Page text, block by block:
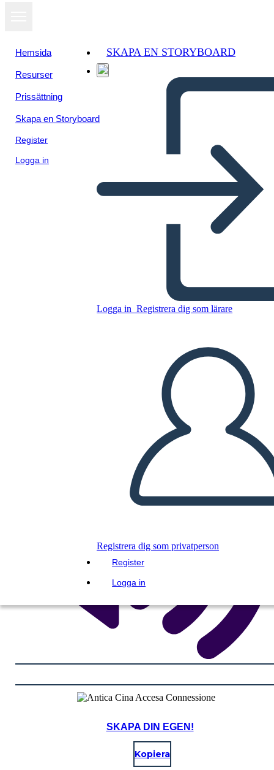
Hemsida
Resurser
Prissättning
Skapa en Storyboard
Register
Logga in
SKAPA EN STORYBOARD
Logga in Registrera dig som lärare
Registrera dig som privatperson
Register
Logga in
Antica Cina Accesa
Connessione
Kopiera denna storyboard
SKAPA EN STORYBOARD
SPELA UPP BILDSPEL
LÄS FÖR MIG
SKAPA DIN EGEN!
Kopiera